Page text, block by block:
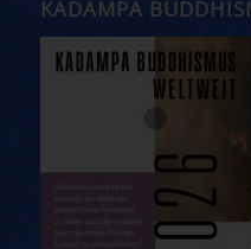
KADAMPA